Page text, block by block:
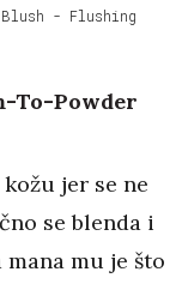
- Flushing
To-Powder
jer se ne
se blenda i
mu je što